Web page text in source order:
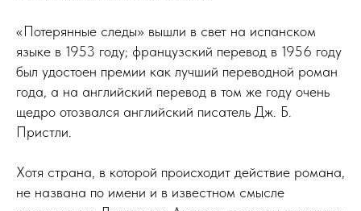
«Потерянные следы» вышли в свет на испанском
языке в 1953 году; французский перевод в 1956 году
был удостоен премии как лучший переводной роман
года, а на английский перевод в том же году очень
щедро отозвался английский писатель Дж. Б.
Пристли.
Хотя страна, в которой происходит действие романа,
не названа по имени и в известном смысле